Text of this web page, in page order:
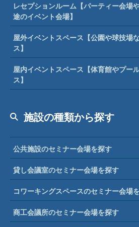
レセプションルーム【パーティー会場
途のイベント会場】
屋外イベントスペース【公園や球技場
ス】
屋内イベントスペース【体育館やプー
ス】
施設の種類から探す
公共施設のセミナー会場を探す
貸し会議室のセミナー会場を探す
コワーキングスペースのセミナー会場
商工会議所のセミナー会場を探す